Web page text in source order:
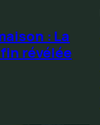
: La
révélée